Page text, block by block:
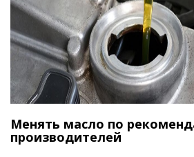
Менять масло по
производителей